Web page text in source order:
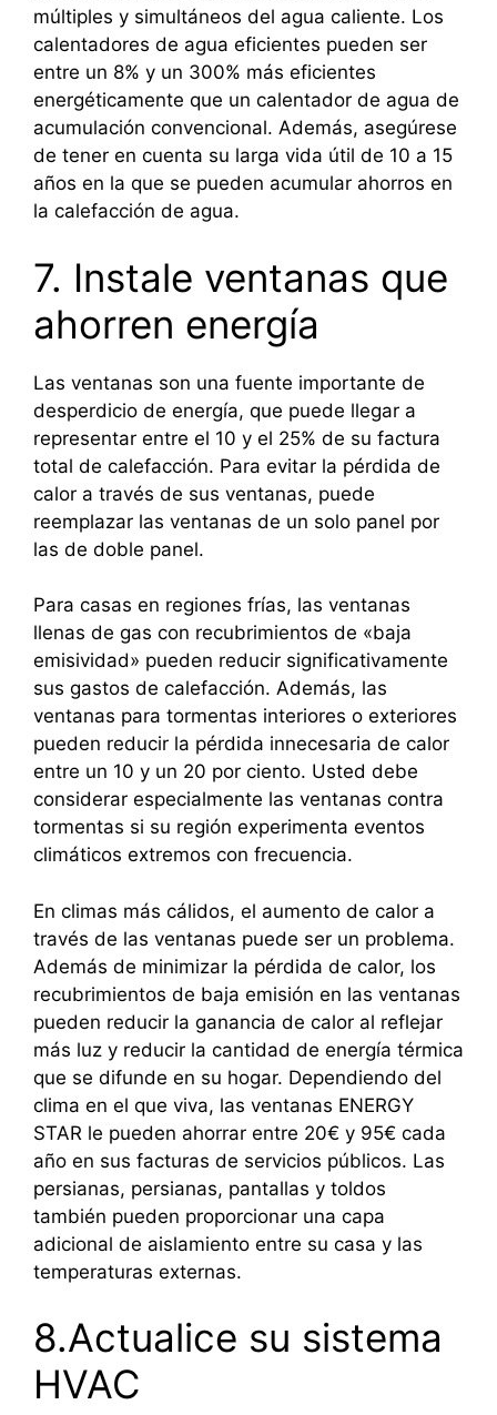
múltiples y simultáneos del agua caliente. Los
calentadores de agua eficientes pueden ser
entre un 8% y un 300% más eficientes
energéticamente que un calentador de agua de
acumulación convencional. Además, asegúrese
de tener en cuenta su larga vida útil de 10 a 15
años en la que se pueden acumular ahorros en
la calefacción de agua.
7. Instale ventanas que
ahorren energía
Las ventanas son una fuente importante de
desperdicio de energía, que puede llegar a
representar entre el 10 y el 25% de su factura
total de calefacción. Para evitar la pérdida de
calor a través de sus ventanas, puede
reemplazar las ventanas de un solo panel por
las de doble panel.
Para casas en regiones frías, las ventanas
llenas de gas con recubrimientos de «baja
emisividad» pueden reducir significativamente
sus gastos de calefacción. Además, las
ventanas para tormentas interiores o exteriores
pueden reducir la pérdida innecesaria de calor
entre un 10 y un 20 por ciento. Usted debe
considerar especialmente las ventanas contra
tormentas si su región experimenta eventos
climáticos extremos con frecuencia.
En climas más cálidos, el aumento de calor a
través de las ventanas puede ser un problema.
Además de minimizar la pérdida de calor, los
recubrimientos de baja emisión en las ventanas
pueden reducir la ganancia de calor al reflejar
más luz y reducir la cantidad de energía térmica
que se difunde en su hogar. Dependiendo del
clima en el que viva, las ventanas ENERGY
STAR le pueden ahorrar entre 20€ y 95€ cada
año en sus facturas de servicios públicos. Las
persianas, persianas, pantallas y toldos
también pueden proporcionar una capa
adicional de aislamiento entre su casa y las
temperaturas externas.
8.Actualice su sistema
HVAC